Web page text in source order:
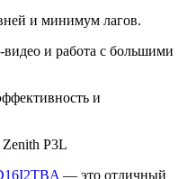
и минимум лагов.
и работа с большими
и
— это отличный